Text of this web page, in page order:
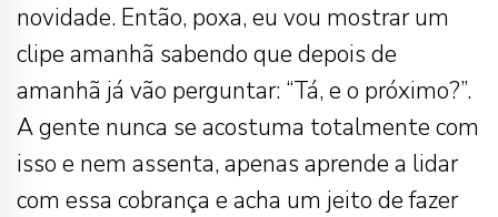
novidade. Então, poxa, eu vou mostrar um
clipe amanhã sabendo que depois de
amanhã já vão perguntar: “Tá, e o próximo?”.
A gente nunca se acostuma totalmente com
isso e nem assenta, apenas aprende a lidar
com essa cobrança e acha um jeito de fazer